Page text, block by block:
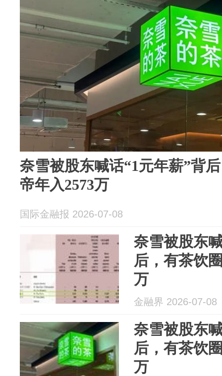
奈雪被股东喊话“1元年薪”背
帝年入2573万
国际金融报 2026-07-08
奈雪被股东
后，有茶饮
万
金融界 2026-07-08
奈雪被股东
后，有茶饮
万